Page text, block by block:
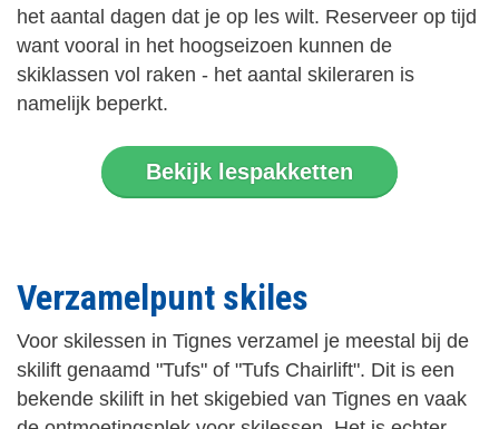
het aantal dagen dat je op les wilt. Reserveer op tijd
want vooral in het hoogseizoen kunnen de
skiklassen vol raken - het aantal skileraren is
namelijk beperkt.
Bekijk lespakketten
Verzamelpunt skiles
Voor skilessen in Tignes verzamel je meestal bij de
skilift genaamd "Tufs" of "Tufs Chairlift". Dit is een
bekende skilift in het skigebied van Tignes en vaak